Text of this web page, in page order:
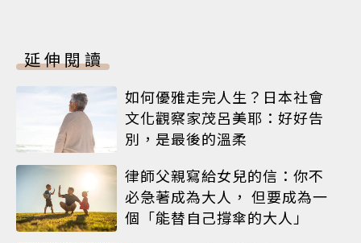
延伸閱讀
如何優雅走完人生？日本社會
文化觀察家茂呂美耶：好好告
別，是最後的溫柔
律師父親寫給女兒的信：你不
必急著成為大人， 但要成為一
個「能替自己撐傘的大人」